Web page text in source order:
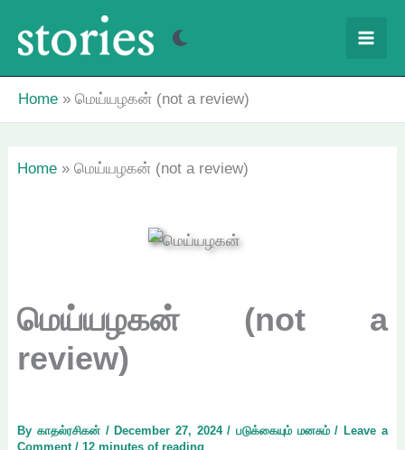
Home
மெய்யழகன் (not a review)
Home மெய்யழகன் (not a review)
மெய்யழகன் (not a
review)
By காதல்ரசிகன் / December 27, 2024/படுக்கையும் மனசும்/ Leave a
Comment /12 minutes of reading